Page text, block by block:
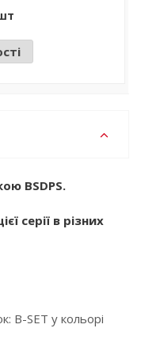
BSDPS.
серії в різних
B-SET у кольорі